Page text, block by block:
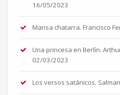
16/05/2023
Mansa chatarra. Francisco
Una princesa en Berlín.
02/03/2023
Los versos satánicos.